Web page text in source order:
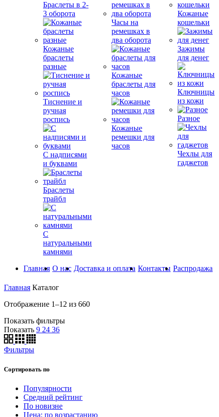
Браслеты в 2-
3 оборота
Кожаные
браслеты
разные
Тиснение и
ручная
роспись
С надписями
и буквами
Браслеты
трайбл
С
натуральными
камнями
Часы на
ремешках в
два оборота
Кожаные
браслеты для
часов
Кожаные
ремешки для
часов
Кожаные
кошельки
Зажимы
для денег
Ключницы
из кожи
Разное
Чехлы для
гаджетов
Главная О нас Доставка и оплата Контакты Распродажа
Главная Каталог
Отображение 1–12 из 660
Показать фильтры
Показать 9 24 36
Фильтры
Сортировать по
Популярности
Средний рейтинг
По новизне
Цена: по возрастанию